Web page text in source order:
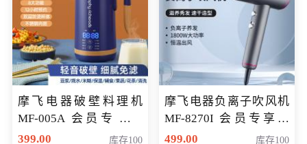
摩飞电器破壁料理机
MF-005A 会员专享价
198元
399.00 库存100
摩飞电器负离子吹风机
MF-8270I 会员专享价
369元
499.00 库存100